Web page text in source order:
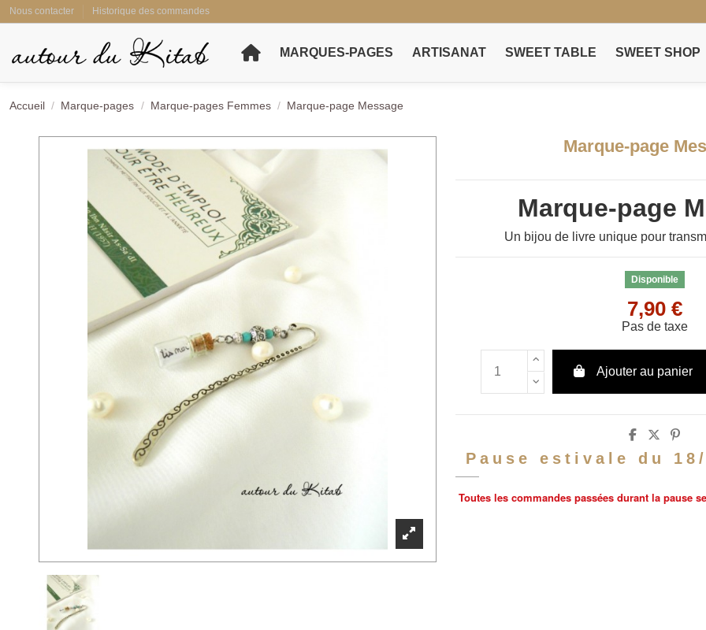
Nous contacter Historique des commandes
MARQUES-PAGES ARTISANAT SWEET TABLE SWEET SHOP
Accueil Marque-pages Marque-pages Femmes Marque-page Message
Marque-page
Marque-page
Un bijou de livre unique pour
Disponible
7,90 €
Pas de taxe
Ajouter au panier
Pause estivale du
Toutes les commandes passées durant la pause